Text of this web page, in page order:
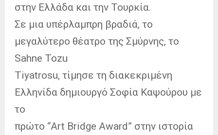
στην Ελλάδα και την Τουρκία.
Σε μια υπέρλαμπρη βραδιά, το
μεγαλύτερο θέατρο της Σμύρνης, το
Sahne Tozu
Tiyatrosu, τίμησε τη διακεκριμένη
Ελληνίδα δημιουργό Σοφία Καψούρου με
το
πρώτο “Art Bridge Award” στην ιστορία